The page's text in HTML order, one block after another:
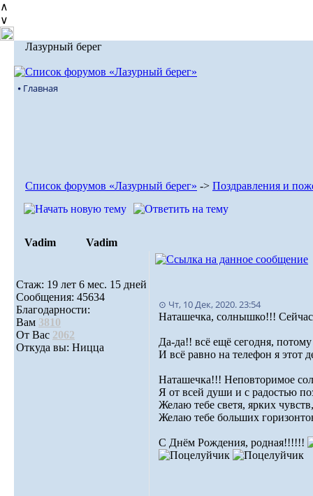
∧
∨
Лазурный берег
⦁ Главная
Список форумов «Лазурный берег» -> Поздравления и
Vadim Vadim
Стаж: 19 лет 6 мес. 15 дней
Сообщения: 45634
Благодарности:
Вам 3810
От Вас 2062
Откуда вы: Ницца
⊙ Чт, 10 Дек, 2020. 23:54
Наташечка, солнышко!!!
Да-да!! всё ещё сегодня,
И всё равно на телефон я этот
Наташечка!!! Неповторимое
Я от всей души и с радостью
Желаю тебе светя, ярких
Желаю тебе больших
С Днём Рождения, родная!!!!!!